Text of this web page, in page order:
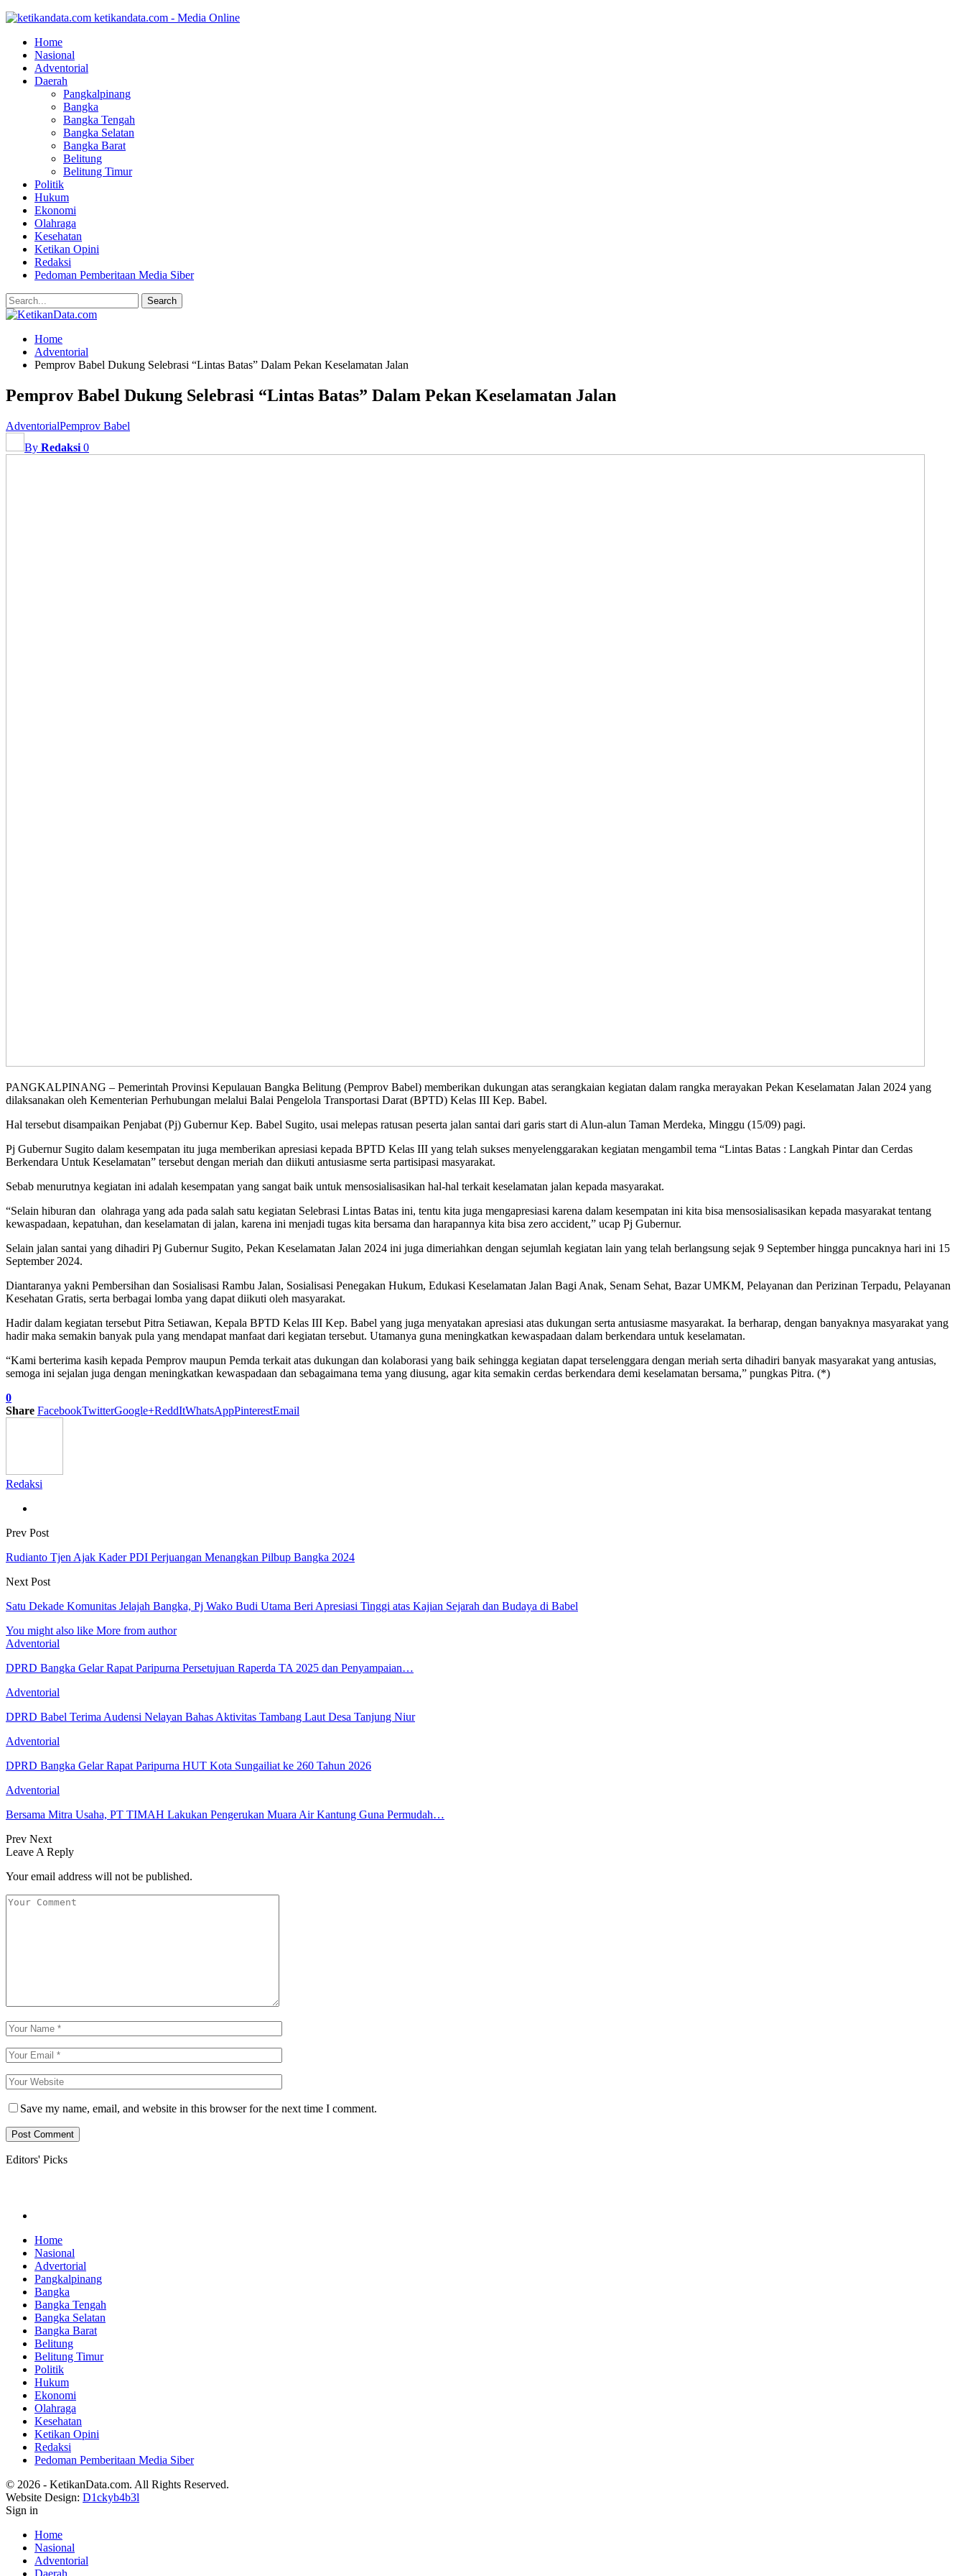
ketikandata.com - Media Online
Home
Nasional
Adventorial
Daerah
Pangkalpinang
Bangka
Bangka Tengah
Bangka Selatan
Bangka Barat
Belitung
Belitung Timur
Politik
Hukum
Ekonomi
Olahraga
Kesehatan
Ketikan Opini
Redaksi
Pedoman Pemberitaan Media Siber
Home
Adventorial
Pemprov Babel Dukung Selebrasi “Lintas Batas” Dalam Pekan Keselamatan Jalan
Pemprov Babel Dukung Selebrasi “Lintas Batas” Dalam Pekan Keselamatan Jalan
AdventorialPemprov Babel
By Redaksi 0
PANGKALPINANG – Pemerintah Provinsi Kepulauan Bangka Belitung (Pemprov Babel) memberikan dukungan atas serangkaian kegiatan dalam rangka merayakan Pekan Keselamatan Jalan 2024 yang
dilaksanakan oleh Kementerian Perhubungan melalui Balai Pengelola Transportasi Darat (BPTD) Kelas III Kep. Babel.
Hal tersebut disampaikan Penjabat (Pj) Gubernur Kep. Babel Sugito, usai melepas ratusan peserta jalan santai dari garis start di Alun-alun Taman Merdeka, Minggu (15/09) pagi.
Pj Gubernur Sugito dalam kesempatan itu juga memberikan apresiasi kepada BPTD Kelas III yang telah sukses menyelenggarakan kegiatan mengambil tema “Lintas Batas : Langkah Pintar dan Cerdas
Berkendara Untuk Keselamatan” tersebut dengan meriah dan diikuti antusiasme serta partisipasi masyarakat.
Sebab menurutnya kegiatan ini adalah kesempatan yang sangat baik untuk mensosialisasikan hal-hal terkait keselamatan jalan kepada masyarakat.
“Selain hiburan dan olahraga yang ada pada salah satu kegiatan Selebrasi Lintas Batas ini, tentu kita juga mengapresiasi karena dalam kesempatan ini kita bisa mensosialisasikan kepada masyarakat tentang
kewaspadaan, kepatuhan, dan keselamatan di jalan, karena ini menjadi tugas kita bersama dan harapannya kita bisa zero accident,” ucap Pj Gubernur.
Selain jalan santai yang dihadiri Pj Gubernur Sugito, Pekan Keselamatan Jalan 2024 ini juga dimeriahkan dengan sejumlah kegiatan lain yang telah berlangsung sejak 9 September hingga puncaknya hari ini 15
September 2024.
Diantaranya yakni Pembersihan dan Sosialisasi Rambu Jalan, Sosialisasi Penegakan Hukum, Edukasi Keselamatan Jalan Bagi Anak, Senam Sehat, Bazar UMKM, Pelayanan dan Perizinan Terpadu, Pelayanan
Kesehatan Gratis, serta berbagai lomba yang dapat diikuti oleh masyarakat.
Hadir dalam kegiatan tersebut Pitra Setiawan, Kepala BPTD Kelas III Kep. Babel yang juga menyatakan apresiasi atas dukungan serta antusiasme masyarakat. Ia berharap, dengan banyaknya masyarakat yang
hadir maka semakin banyak pula yang mendapat manfaat dari kegiatan tersebut. Utamanya guna meningkatkan kewaspadaan dalam berkendara untuk keselamatan.
“Kami berterima kasih kepada Pemprov maupun Pemda terkait atas dukungan dan kolaborasi yang baik sehingga kegiatan dapat terselenggara dengan meriah serta dihadiri banyak masyarakat yang antusias,
semoga ini sejalan juga dengan meningkatkan kewaspadaan dan sebagaimana tema yang diusung, agar kita semakin cerdas berkendara demi keselamatan bersama,” pungkas Pitra. (*)
0
Share FacebookTwitterGoogle+ReddItWhatsAppPinterestEmail
Redaksi
Prev Post
Rudianto Tjen Ajak Kader PDI Perjuangan Menangkan Pilbup Bangka 2024
Next Post
Satu Dekade Komunitas Jelajah Bangka, Pj Wako Budi Utama Beri Apresiasi Tinggi atas Kajian Sejarah dan Budaya di Babel
You might also like More from author
Adventorial
DPRD Bangka Gelar Rapat Paripurna Persetujuan Raperda TA 2025 dan Penyampaian…
Adventorial
DPRD Babel Terima Audensi Nelayan Bahas Aktivitas Tambang Laut Desa Tanjung Niur
Adventorial
DPRD Bangka Gelar Rapat Paripurna HUT Kota Sungailiat ke 260 Tahun 2026
Adventorial
Bersama Mitra Usaha, PT TIMAH Lakukan Pengerukan Muara Air Kantung Guna Permudah…
Prev Next
Leave A Reply
Your email address will not be published.
Save my name, email, and website in this browser for the next time I comment.
Editors' Picks
Home
Nasional
Advertorial
Pangkalpinang
Bangka
Bangka Tengah
Bangka Selatan
Bangka Barat
Belitung
Belitung Timur
Politik
Hukum
Ekonomi
Olahraga
Kesehatan
Ketikan Opini
Redaksi
Pedoman Pemberitaan Media Siber
© 2026 - KetikanData.com. All Rights Reserved.
Website Design: D1ckyb4b3l
Sign in
Home
Nasional
Adventorial